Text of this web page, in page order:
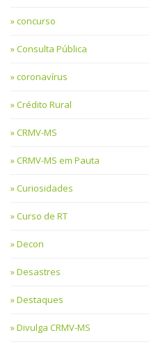
concurso
Consulta Pública
coronavírus
Crédito Rural
CRMV-MS
CRMV-MS em Pauta
Curiosidades
Curso de RT
Decon
Desastres
Destaques
Divulga CRMV-MS